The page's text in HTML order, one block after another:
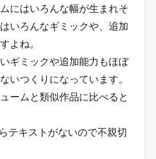
にはいろんな幅が生まれそ
いろんなギミックや、追加
よね。
ギミックや追加能力もほぼ
いつくりになっています。
ームと類似作品に比べると
テキストがないので不親切